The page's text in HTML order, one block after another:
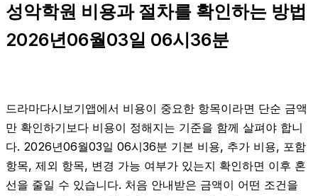
성악학원 비용과 절차를 확인하는 방법
2026년06월03일 06시36분
드라마다시보기앱에서 비용이 중요한 항목이라면 단순 금액
만 확인하기보다 비용이 정해지는 기준을 함께 살펴야 합니
다. 2026년06월03일 06시36분 기본 비용, 추가 비용, 포함
항목, 제외 항목, 변경 가능 여부가 있는지 확인하면 이후 혼
선을 줄일 수 있습니다. 처음 안내받은 금액이 어떤 조건을